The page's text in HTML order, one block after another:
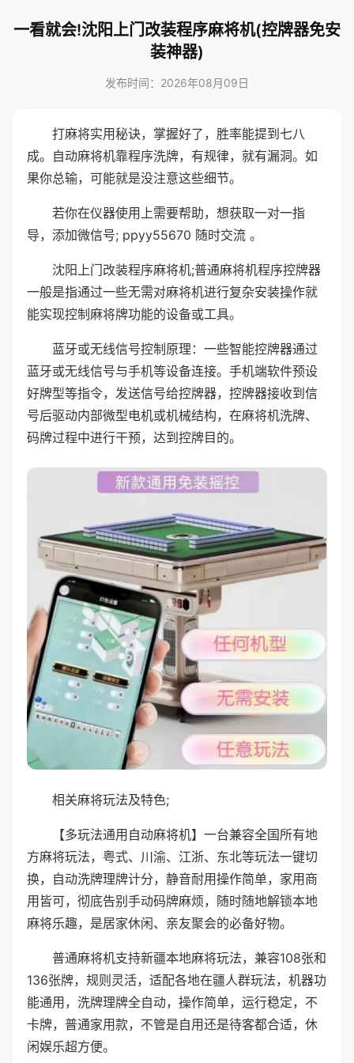
一看就会!沈阳上门改装程序麻将机(控牌器免安
装神器)
发布时间：2026年08月09日
打麻将实用秘诀，掌握好了，胜率能提到七八
成。自动麻将机靠程序洗牌，有规律，就有漏洞。如
果你总输，可能就是没注意这些细节。
若你在仪器使用上需要帮助，想获取一对一指
导，添加微信号; ppyy55670 随时交流 。
沈阳上门改装程序麻将机;普通麻将机程序控牌器
一般是指通过一些无需对麻将机进行复杂安装操作就
能实现控制麻将牌功能的设备或工具。
蓝牙或无线信号控制原理：一些智能控牌器通过
蓝牙或无线信号与手机等设备连接。手机端软件预设
好牌型等指令，发送信号给控牌器，控牌器接收到信
号后驱动内部微型电机或机械结构，在麻将机洗牌、
码牌过程中进行干预，达到控牌目的。
相关麻将玩法及特色;
【多玩法通用自动麻将机】一台兼容全国所有地
方麻将玩法，粤式、川渝、江浙、东北等玩法一键切
换，自动洗牌理牌计分，静音耐用操作简单，家用商
用皆可，彻底告别手动码牌麻烦，随时随地解锁本地
麻将乐趣，是居家休闲、亲友聚会的必备好物。
普通麻将机支持新疆本地麻将玩法，兼容108张和
136张牌，规则灵活，适配各地在疆人群玩法，机器功
能通用，洗牌理牌全自动，操作简单，运行稳定，不
卡牌，普通家用款，不管是自用还是待客都合适，休
闲娱乐超方便。